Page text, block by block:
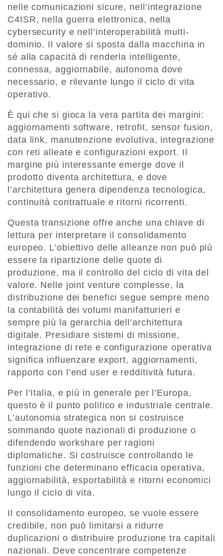
nelle comunicazioni sicure, nell’integrazione
C4ISR, nella guerra elettronica, nella
cybersecurity e nell’interoperabilità multi-
dominio. Il valore si sposta dalla macchina in
sé alla capacità di renderla intelligente,
connessa, aggiornabile, autonoma dove
necessario, e rilevante lungo il ciclo di vita
operativo.
È qui che si gioca la vera partita dei margini:
aggiornamenti software, retrofit, sensor fusion,
data link, manutenzione evolutiva, integrazione
con reti alleate e configurazioni export. Il
margine più interessante emerge dove il
prodotto diventa architettura, e dove
l’architettura genera dipendenza tecnologica,
continuità contrattuale e ritorni ricorrenti.
Questa transizione offre anche una chiave di
lettura per interpretare il consolidamento
europeo. L’obiettivo delle alleanze non può più
essere la ripartizione delle quote di
produzione, ma il controllo del ciclo di vita del
valore. Nelle joint venture complesse, la
distribuzione dei benefici segue sempre meno
la contabilità dei volumi manifatturieri e
sempre più la gerarchia dell’architettura
digitale. Presidiare sistemi di missione,
integrazione di rete e configurazione operativa
significa influenzare export, aggiornamenti,
rapporto con l’end user e redditività futura.
Per l’Italia, e più in generale per l’Europa,
questo è il punto politico e industriale centrale.
L’autonomia strategica non si costruisce
sommando quote nazionali di produzione o
difendendo workshare per ragioni
diplomatiche. Si costruisce controllando le
funzioni che determinano efficacia operativa,
aggiornabilità, esportabilità e ritorni economici
lungo il ciclo di vita.
Il consolidamento europeo, se vuole essere
credibile, non può limitarsi a ridurre
duplicazioni o distribuire produzione tra capitali
nazionali. Deve concentrare competenze